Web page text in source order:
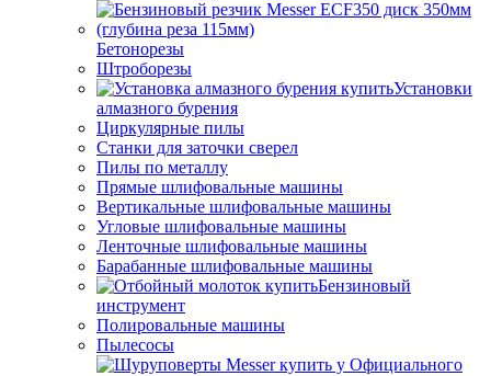
Бетонорезы
Штроборезы
Установки
алмазного бурения
Циркулярные пилы
Станки для заточки сверел
Пилы по металлу
Прямые шлифовальные машины
Вертикальные шлифовальные машины
Угловые шлифовальные машины
Ленточные шлифовальные машины
Барабанные шлифовальные машины
Бензиновый
инструмент
Полировальные машины
Пылесосы